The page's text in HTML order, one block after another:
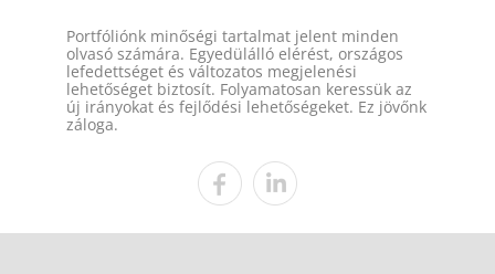
Portfóliónk minőségi tartalmat jelent minden
olvasó számára. Egyedülálló elérést, országos
lefedettséget és változatos megjelenési
lehetőséget biztosít. Folyamatosan keressük az
új irányokat és fejlődési lehetőségeket. Ez jövőnk
záloga.